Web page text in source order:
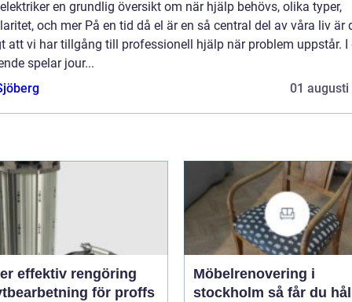
en grundlig översikt om när hjälp behövs, olika typer,
och mer På en tid då el är en så central del av våra liv är
att vi har tillgång till professionell hjälp när problem uppstår. I
spelar jour...
01 augusti
för proffs
Möbelrenovering i
stockholm så får du hållbara